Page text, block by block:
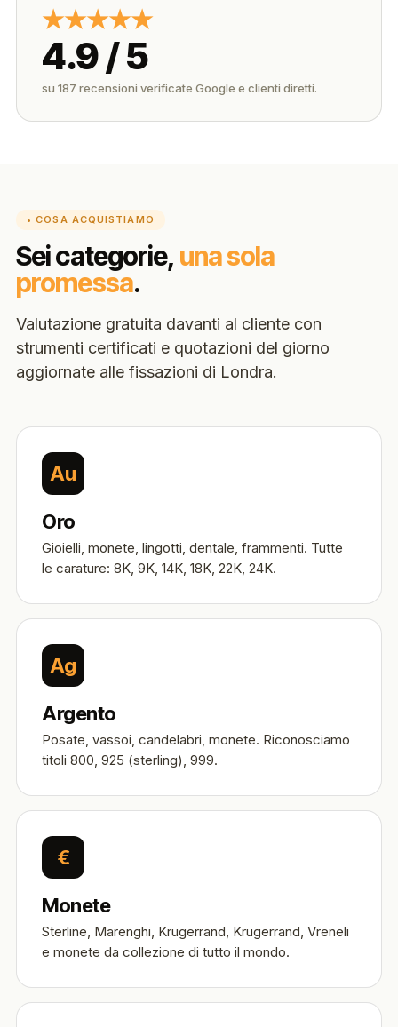
★★★★★
4.9 / 5
su 187 recensioni verificate Google e clienti diretti.
• COSA ACQUISTIAMO
Sei categorie, una sola
promessa.
Valutazione gratuita davanti al cliente con
strumenti certificati e quotazioni del giorno
aggiornate alle fissazioni di Londra.
Au
Oro
Gioielli, monete, lingotti, dentale, frammenti. Tutte
le carature: 8K, 9K, 14K, 18K, 22K, 24K.
Ag
Argento
Posate, vassoi, candelabri, monete. Riconosciamo
titoli 800, 925 (sterling), 999.
€
Monete
Sterline, Marenghi, Krugerrand, Krugerrand, Vreneli
e monete da collezione di tutto il mondo.